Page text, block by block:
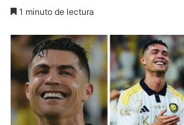
1 minuto de lectura